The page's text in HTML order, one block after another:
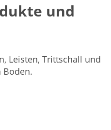
und
Leisten, Trittschall und
Boden.